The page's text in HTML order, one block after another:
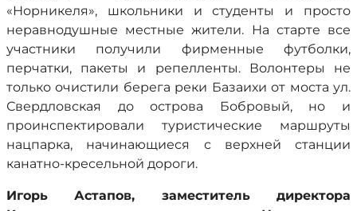
«Норникеля», школьники и студенты и просто
неравнодушные местные жители. На старте все
участники получили фирменные футболки,
перчатки, пакеты и репелленты. Волонтеры не
только очистили берега реки Базаихи от моста ул.
Свердловская до острова Бобровый, но и
проинспектировали туристические маршруты
нацпарка, начинающиеся с верхней станции
канатно-кресельной дороги.
Игорь Астапов, заместитель директора